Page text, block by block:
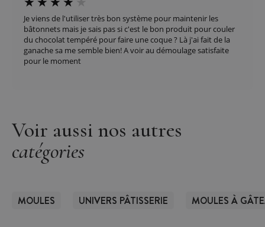
Je viens de l'utiliser très bon système pour maintenir les
bâtonnets mais je sais pas si c'est le bon produit pour couler
du chocolat tempéré pour faire une coque ? Là j'ai fait de la
ganache sa me semble bien! A voir au démoulage satisfaite
pour le moment
Voir aussi nos autres
catégories
MOULES UNIVERS PÂTISSERIE MOULES À